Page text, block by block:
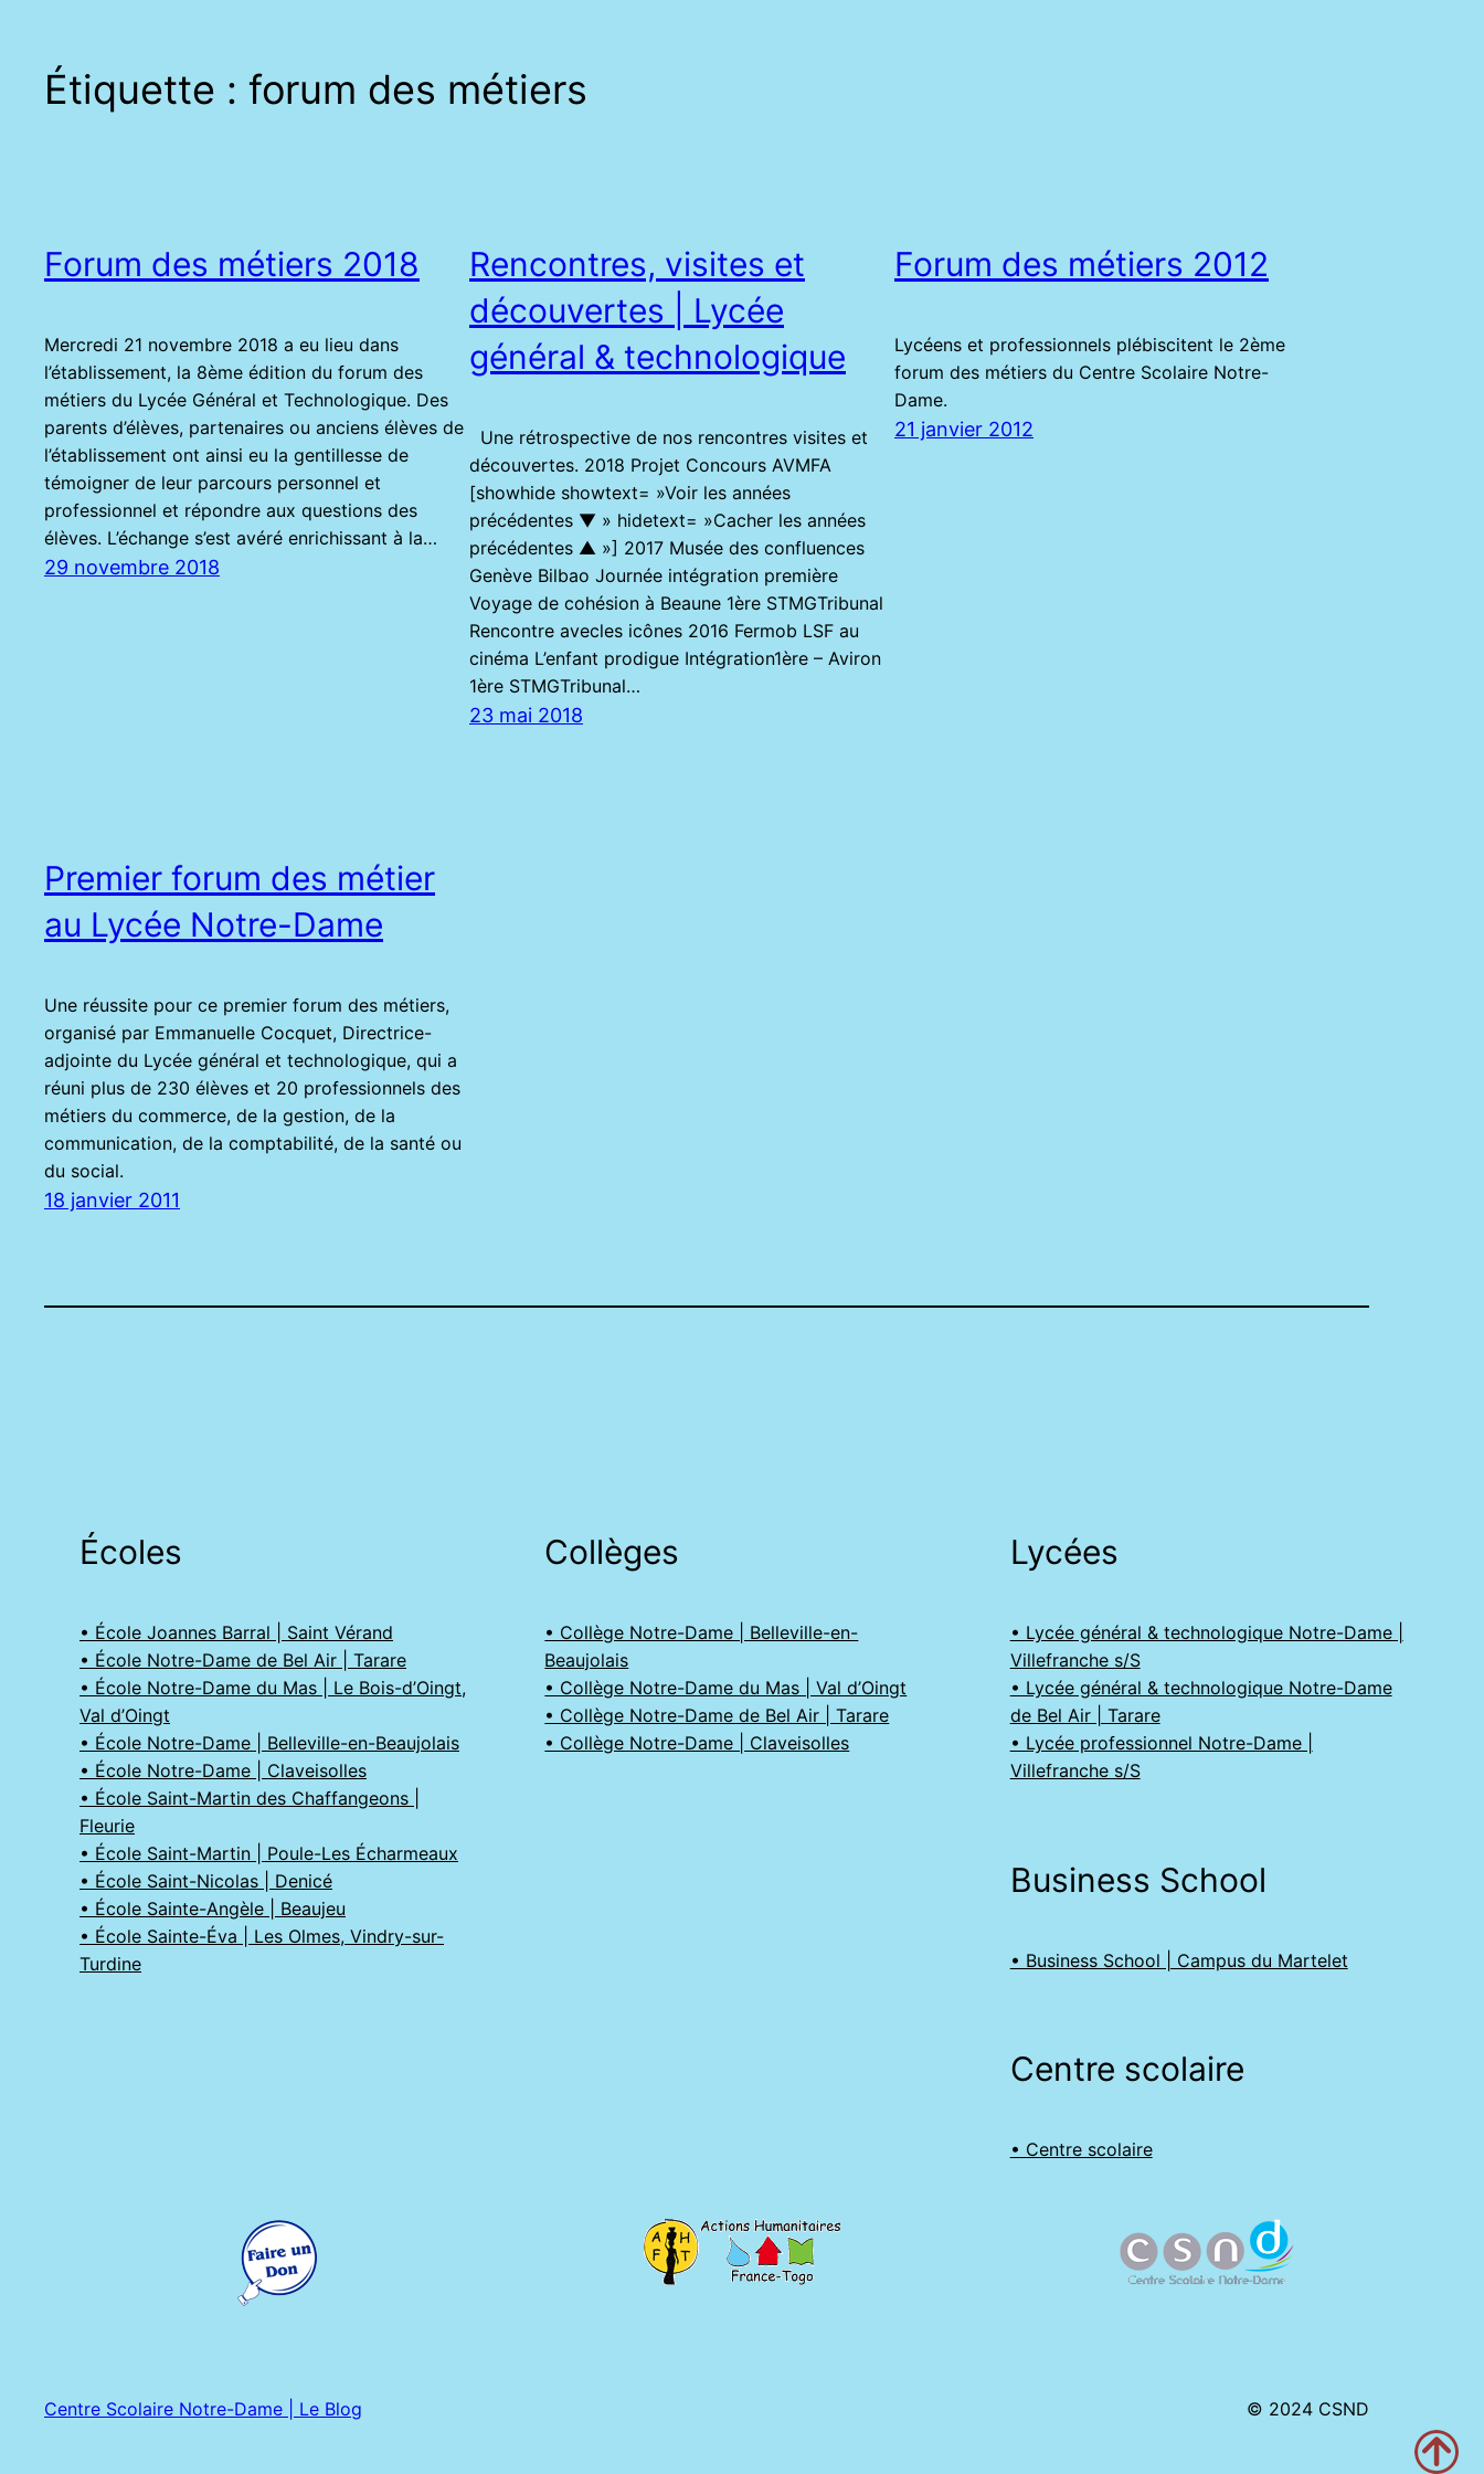
Étiquette : forum des métiers
Forum des métiers 2018
Mercredi 21 novembre 2018 a eu lieu dans
l’établissement, la 8ème édition du forum des
métiers du Lycée Général et Technologique. Des
parents d’élèves, partenaires ou anciens élèves de
l’établissement ont ainsi eu la gentillesse de
témoigner de leur parcours personnel et
professionnel et répondre aux questions des
élèves. L’échange s’est avéré enrichissant à la…
29 novembre 2018
Rencontres, visites et
découvertes | Lycée
général & technologique
Une rétrospective de nos rencontres visites et
découvertes. 2018 Projet Concours AVMFA
[showhide showtext= »Voir les années
précédentes ▼ » hidetext= »Cacher les années
précédentes ▲ »] 2017 Musée des confluences
Genève Bilbao Journée intégration première
Voyage de cohésion à Beaune 1ère STMGTribunal
Rencontre avecles icônes 2016 Fermob LSF au
cinéma L’enfant prodigue Intégration1ère – Aviron
1ère STMGTribunal…
23 mai 2018
Forum des métiers 2012
Lycéens et professionnels plébiscitent le 2ème
forum des métiers du Centre Scolaire Notre-
Dame.
21 janvier 2012
Premier forum des métier
au Lycée Notre-Dame
Une réussite pour ce premier forum des métiers,
organisé par Emmanuelle Cocquet, Directrice-
adjointe du Lycée général et technologique, qui a
réuni plus de 230 élèves et 20 professionnels des
métiers du commerce, de la gestion, de la
communication, de la comptabilité, de la santé ou
du social.
18 janvier 2011
Écoles
• École Joannes Barral | Saint Vérand
• École Notre-Dame de Bel Air | Tarare
• École Notre-Dame du Mas | Le Bois-d’Oingt,
Val d’Oingt
• École Notre-Dame | Belleville-en-Beaujolais
• École Notre-Dame | Claveisolles
• École Saint-Martin des Chaffangeons |
Fleurie
• École Saint-Martin | Poule-Les Écharmeaux
• École Saint-Nicolas | Denicé
• École Sainte-Angèle | Beaujeu
• École Sainte-Éva | Les Olmes, Vindry-sur-
Turdine
Collèges
• Collège Notre-Dame | Belleville-en-
Beaujolais
• Collège Notre-Dame du Mas | Val d’Oingt
• Collège Notre-Dame de Bel Air | Tarare
• Collège Notre-Dame | Claveisolles
Lycées
• Lycée général & technologique Notre-Dame |
Villefranche s/S
• Lycée général & technologique Notre-Dame
de Bel Air | Tarare
• Lycée professionnel Notre-Dame |
Villefranche s/S
Business School
• Business School | Campus du Martelet
Centre scolaire
• Centre scolaire
Centre Scolaire Notre-Dame | Le Blog © 2024 CSND